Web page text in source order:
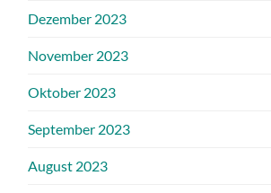
Dezember 2023
November 2023
Oktober 2023
September 2023
August 2023